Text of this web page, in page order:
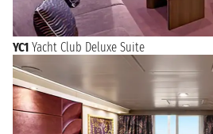
YC1 Yacht Club Deluxe Suite